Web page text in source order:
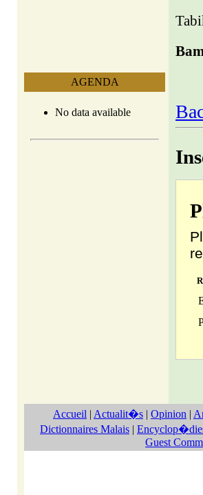
AGENDA
No data available
Accueil | Actualit�s | Opinion |
Dictionnaires Malais |
Guest